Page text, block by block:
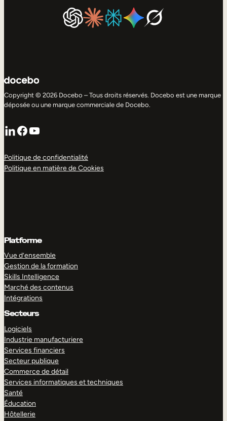
Copyright © 2026 Docebo – Tous droits réservés. Docebo est une marque
déposée ou une marque commerciale de Docebo.
LinkedIn
Facebook
YouTube
Politique de confidentialité
Politique en matière de Cookies
Platforme
Vue d’ensemble
Gestion de la formation
Skills Intelligence
Marché des contenus
Intégrations
Secteurs
Logiciels
Industrie manufacturiere
Services financiers
Secteur publique
Commerce de détail
Services informatiques et techniques
Santé
Éducation
Hôtellerie